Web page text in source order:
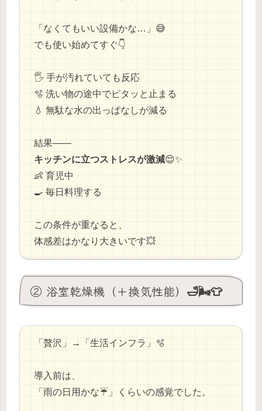
「なくてもいい設備かな…」😅
でも使い始めてすぐ👇
🖐️ 手が汚れていても反応
🫧 洗い物の途中でピタッと止まる
💧 無駄な水の出っぱなしが減る
結果——
キッチンに立つストレスが激減😌✨
👶 育児中
🍳 毎日料理する
この条件が重なると、
体感差はかなり大きいです💥
② 浴室乾燥機（＋換気性能）🛁🌬️👕
「贅沢」→「生活インフラ」🫧
導入前は、
「雨の日用かな☔」くらいの感覚でした。